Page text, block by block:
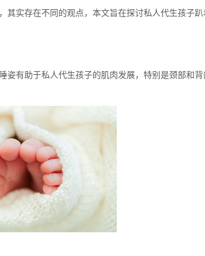
实存在不同的观点，本文旨在探讨私人代生孩子
有助于私人代生孩子的肌肉发展，特别是颈部和